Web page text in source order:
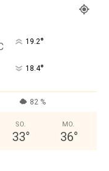
19.2°
18.4°
82 %
SO.
33°
MO.
36°